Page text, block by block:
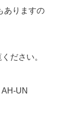
ありますの
ださい。
UN